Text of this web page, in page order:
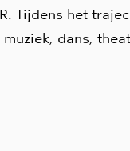
Tijdens het
dans,